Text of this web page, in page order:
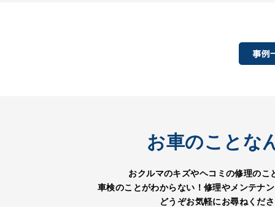
お車のことな
おクルマのキズやヘコミの修理の
車検のことがわからない！修理やメンテナ
どうぞお気軽にお尋ねくだ